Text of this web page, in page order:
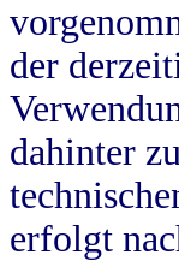
der
dahinter
erfolgt